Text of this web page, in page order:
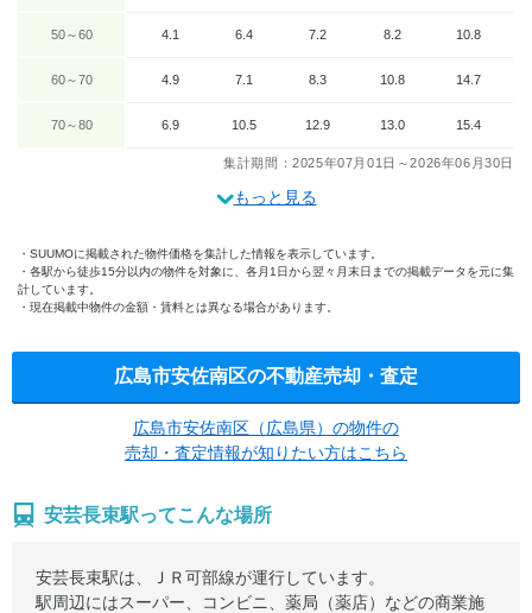
50～60 4.1 6.4 7.2 8.2 10.8
60～70 4.9 7.1 8.3 10.8 14.7
70～80 6.9 10.5 12.9 13.0 15.4
集計期間：2025年07月01日～2026年06月30日
もっと見る
SUUMOに掲載された物件価格を集計した情報を表示しています。
各駅から徒歩15分以内の物件を対象に、各月1日から翌々月末日までの掲載データを元に集
計しています。
現在掲載中物件の金額・賃料とは異なる場合があります。
広島市安佐南区の不動産売却・査定
広島市安佐南区（広島県）の物件の
売却・査定情報が知りたい方はこちら
安芸長束駅ってこんな場所
安芸長束駅は、ＪＲ可部線が運行しています。
駅周辺にはスーパー、コンビニ、薬局（薬店）などの商業施